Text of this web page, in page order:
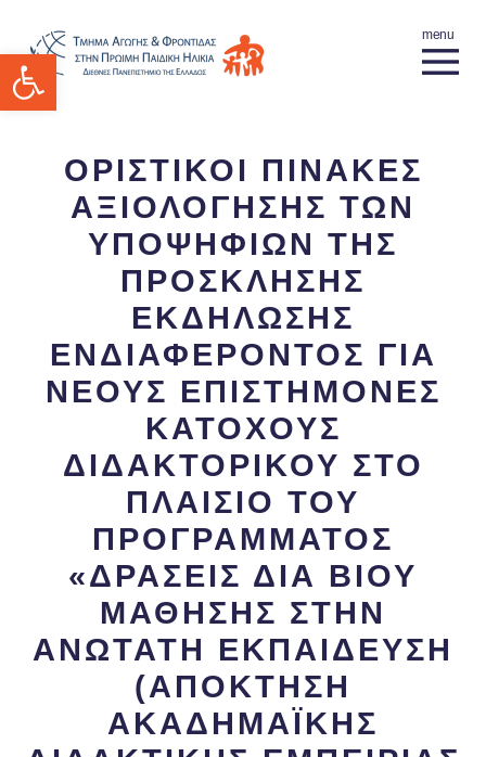
Ανοίξτε τη γραμμή εργαλείων
ΟΡΙΣΤΙΚΟΙ ΠΙΝΑΚΕΣ
ΑΞΙΟΛΟΓΗΣΗΣ ΤΩΝ
ΥΠΟΨΗΦΙΩΝ ΤΗΣ
ΠΡΟΣΚΛΗΣΗΣ
ΕΚΔΗΛΩΣΗΣ
ΕΝΔΙΑΦΕΡΟΝΤΟΣ ΓΙΑ
ΝΕΟΥΣ ΕΠΙΣΤΗΜΟΝΕΣ
ΚΑΤΟΧΟΥΣ
ΔΙΔΑΚΤΟΡΙΚΟΥ ΣΤΟ
ΠΛΑΙΣΙΟ ΤΟΥ
ΠΡΟΓΡΑΜΜΑΤΟΣ
«ΔΡΑΣΕΙΣ ΔΙΑ ΒΙΟΥ
ΜΑΘΗΣΗΣ ΣΤΗΝ
ΑΝΩΤΑΤΗ ΕΚΠΑΙΔΕΥΣΗ
(ΑΠΟΚΤΗΣΗ
ΑΚΑΔΗΜΑΪΚΗΣ